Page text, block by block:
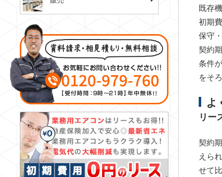
既存
初期
保守
契約
条件
をそ
よ
リー
契約
えら
せて